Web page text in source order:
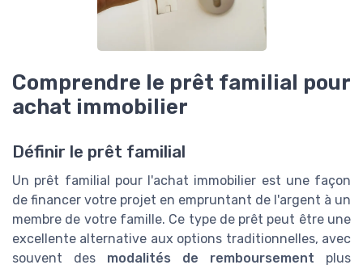
Comprendre le prêt familial pour
achat immobilier
Définir le prêt familial
Un prêt familial pour l'achat immobilier est une façon
de financer votre projet en empruntant de l'argent à un
membre de votre famille. Ce type de prêt peut être une
excellente alternative aux options traditionnelles, avec
souvent des modalités de remboursement plus